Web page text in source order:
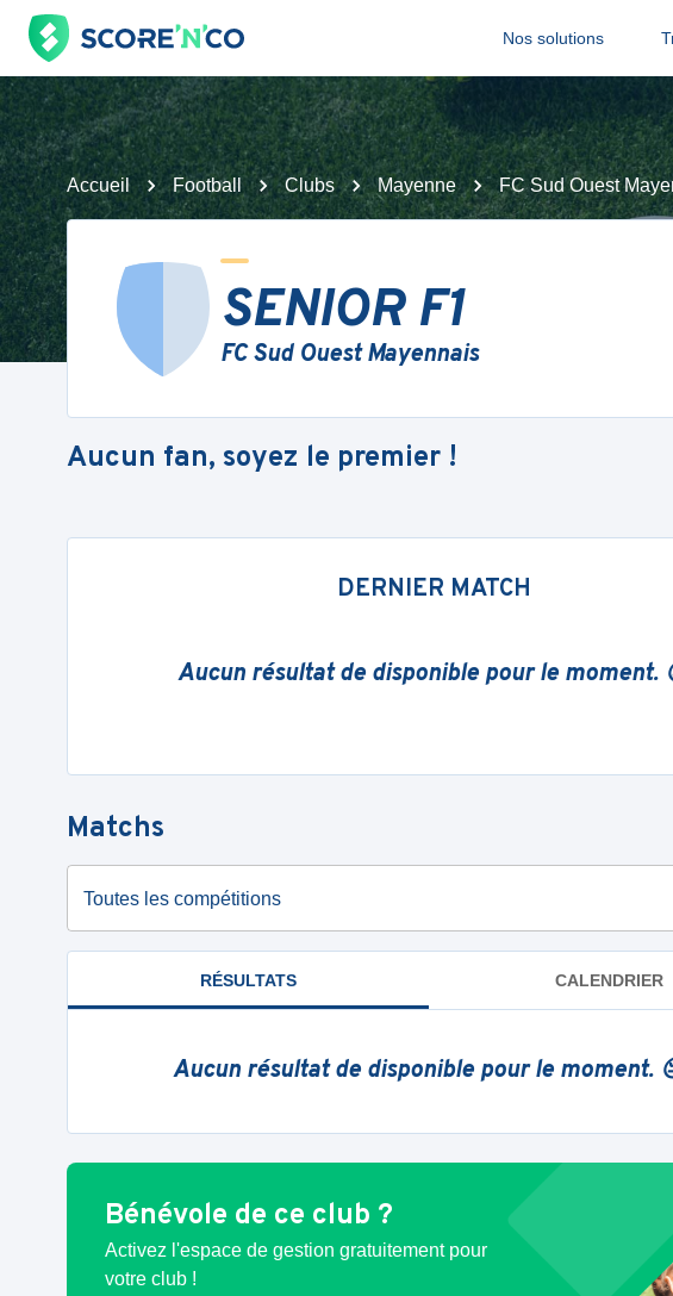
Nos solutions
Accueil Football Clubs Mayenne FC Sud Ouest
SENIOR F1
FC Sud Ouest Mayennais
Aucun fan, soyez le premier !
DERNIER MATCH
Aucun résultat de disponible pour le moment.
Matchs
Toutes les compétitions
RÉSULTATS CALENDRIER
Aucun résultat de disponible pour le moment.
Bénévole de ce club ?
Activez l'espace de gestion gratuitement pour
votre club !